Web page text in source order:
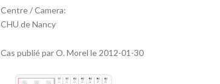
Centre / Camera:
CHU de Nancy
Cas publié par O. Morel le 2012-01-30